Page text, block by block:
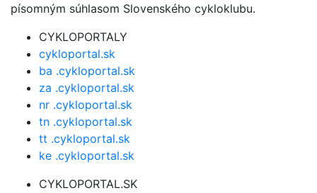
písomným súhlasom Slovenského cykloklubu.
CYKLOPORTALY
cykloportal.sk
ba .cykloportal.sk
za .cykloportal.sk
nr .cykloportal.sk
tn .cykloportal.sk
tt .cykloportal.sk
ke .cykloportal.sk
CYKLOPORTAL.SK